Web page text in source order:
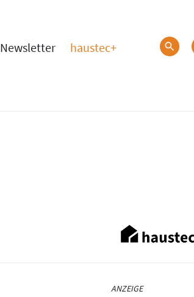
Newsletter haustec+
ANZEIGE